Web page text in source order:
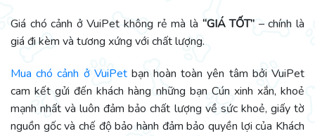
Giá chó cảnh ở VuiPet không rẻ mà là “GIÁ TỐT” – chính là
giá đi kèm và tương xứng với chất lượng.
Mua chó cảnh ở VuiPetbạn hoàn toàn yên tâm bởi VuiPet
cam kết gửi đến khách hàng những bạn Cún xinh xắn, khoẻ
mạnh nhất và luôn đảm bảo chất lượng về sức khoẻ, giấy tờ
nguồn gốc và chế độ bảo hành đảm bảo quyền lợi của Khách